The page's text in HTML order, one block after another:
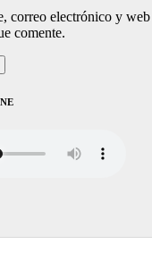
correo electrónico y web
comente.